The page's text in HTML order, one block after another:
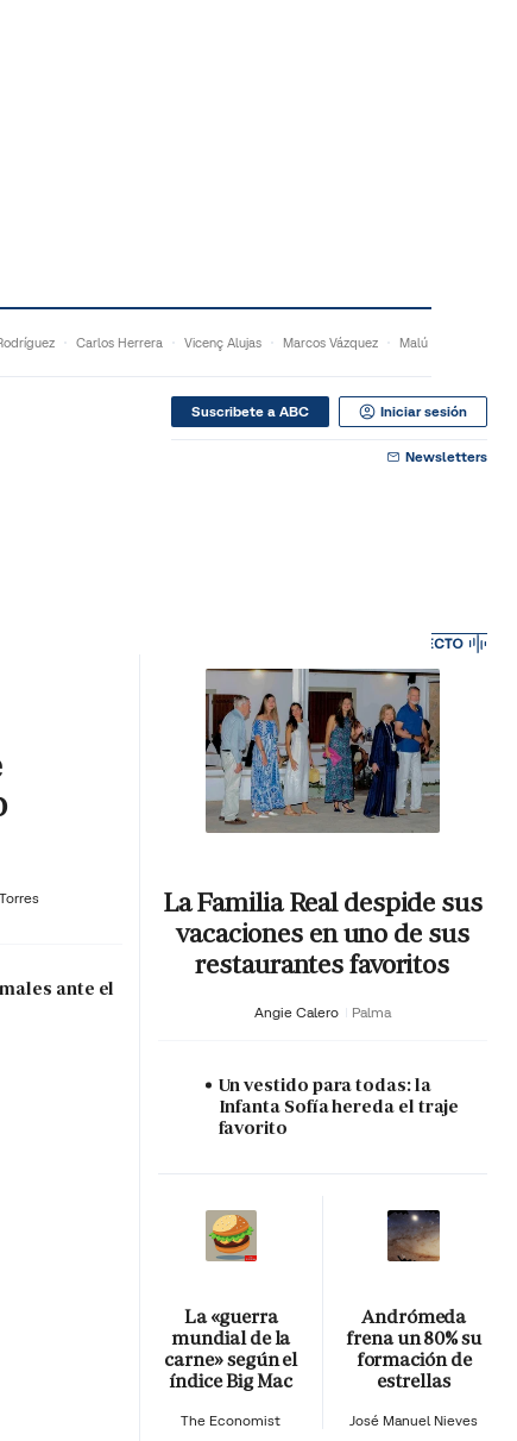
Carlos Herrera Vicenç Alujas Marcos Vázquez Malú
Suscribete a ABC Iniciar sesión
Newsletters
ante el
La Familia Real despide sus
vacaciones en uno de sus
restaurantes favoritos
Angie Calero Palma
Un vestido para todas: la
Infanta Sofía hereda el traje
favorito
La «guerra
mundial de la
carne» según el
índice Big Mac
The Economist
Andrómeda
frena un 80% su
formación de
estrellas
José Manuel Nieves